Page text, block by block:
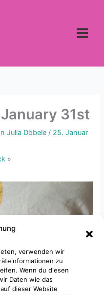
verwenden wir
zu
Wenn du diesen
Daten wie das
dieser Website
31st
Julia Döbele/ 25. Januar